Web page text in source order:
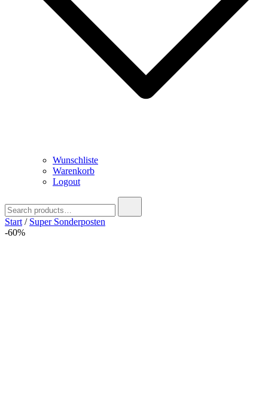
Wunschliste
Warenkorb
Logout
for:
Start / Super Sonderposten
-60%